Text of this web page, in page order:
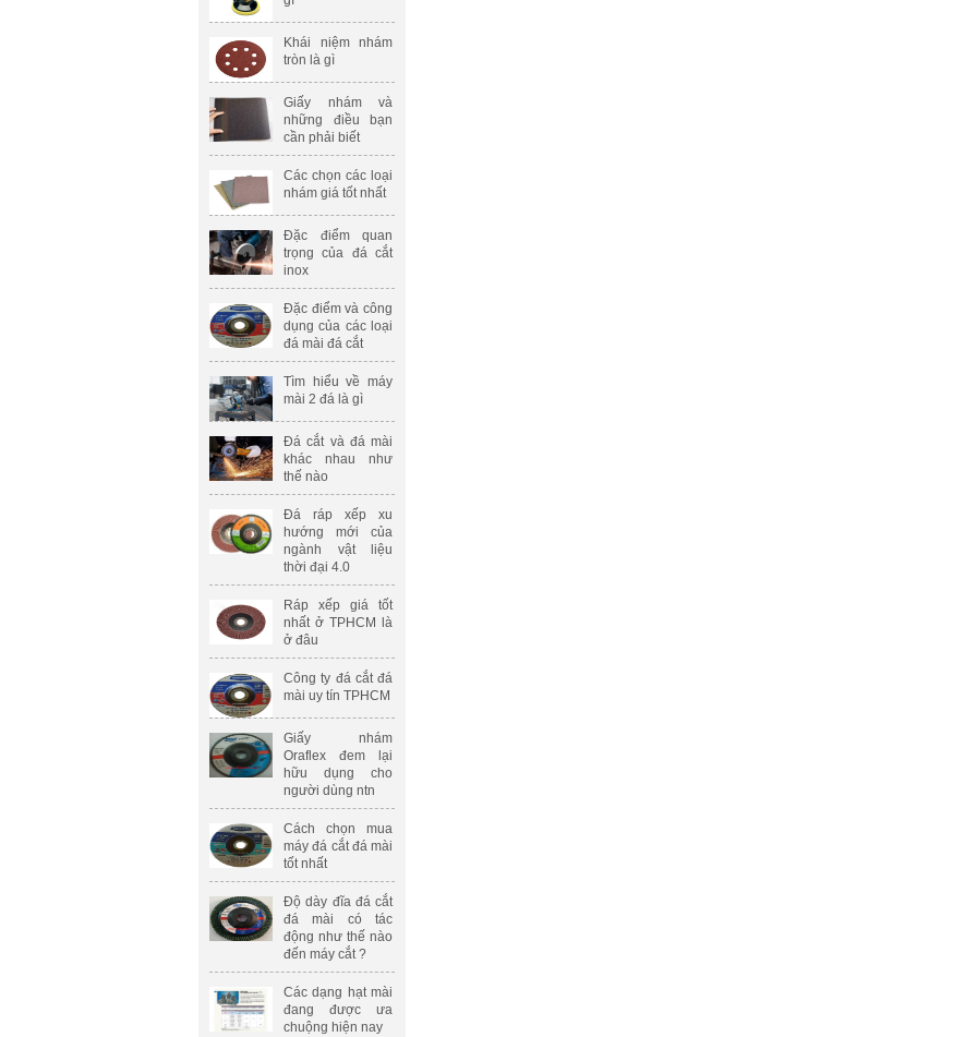
Khái niệm nhám
tròn là gì
Giấy nhám và
những điều bạn
cần phải biết
Các chọn các loại
nhám giá tốt nhất
Đặc điểm quan
trọng của đá cắt
inox
Đặc điểm và công
dụng của các loại
đá mài đá cắt
Tìm hiểu về máy
mài 2 đá là gì
Đá cắt và đá mài
khác nhau như
thế nào
Đá ráp xếp xu
hướng mới của
ngành vật liệu
thời đại 4.0
Ráp xếp giá tốt
nhất ở TPHCM là
ở đâu
Công ty đá cắt đá
mài uy tín TPHCM
Giấy nhám
Oraflex đem lại
hữu dụng cho
người dùng ntn
Cách chọn mua
máy đá cắt đá mài
tốt nhất
Độ dày đĩa đá cắt
đá mài có tác
động như thế nào
đến máy cắt ?
Các dạng hạt mài
đang được ưa
chuộng hiện nay